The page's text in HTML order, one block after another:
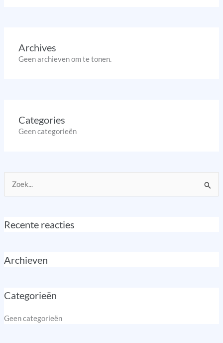
Archives
Geen archieven om te tonen.
Categories
Geen categorieën
Zoek
naar:
Recente reacties
Archieven
Categorieën
Geen categorieën